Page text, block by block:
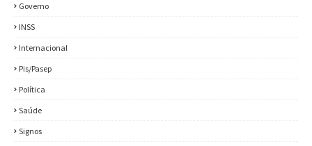
Governo
INSS
Internacional
Pis/Pasep
Política
Saúde
Signos